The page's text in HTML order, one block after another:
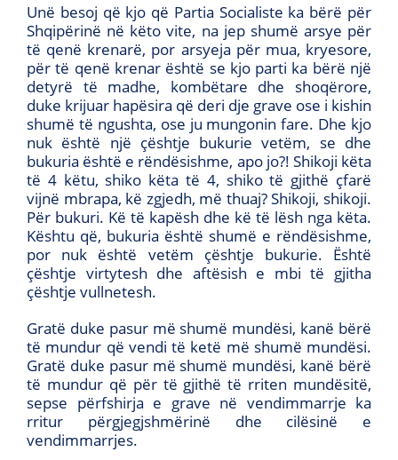
Unë besoj që kjo që Partia Socialiste ka bërë për
Shqipërinë në këto vite, na jep shumë arsye për
të qenë krenarë, por arsyeja për mua, kryesore,
për të qenë krenar është se kjo parti ka bërë një
detyrë të madhe, kombëtare dhe shoqërore,
duke krijuar hapësira që deri dje grave ose i kishin
shumë të ngushta, ose ju mungonin fare. Dhe kjo
nuk është një çështje bukurie vetëm, se dhe
bukuria është e rëndësishme, apo jo?! Shikoji këta
të 4 këtu, shiko këta të 4, shiko të gjithë çfarë
vijnë mbrapa, kë zgjedh, më thuaj? Shikoji, shikoji.
Për bukuri. Kë të kapësh dhe kë të lësh nga këta.
Kështu që, bukuria është shumë e rëndësishme,
por nuk është vetëm çështje bukurie. Është
çështje virtytesh dhe aftësish e mbi të gjitha
çështje vullnetesh.
Gratë duke pasur më shumë mundësi, kanë bërë
të mundur që vendi të ketë më shumë mundësi.
Gratë duke pasur më shumë mundësi, kanë bërë
të mundur që për të gjithë të rriten mundësitë,
sepse përfshirja e grave në vendimmarrje ka
rritur përgjegjshmërinë dhe cilësinë e
vendimmarrjes.